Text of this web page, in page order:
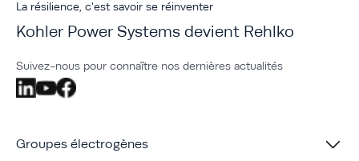
La résilience, c'est savoir se réinventer
Kohler Power Systems devient Rehlko
Suivez-nous pour connaître nos dernières actualités
Groupes électrogènes